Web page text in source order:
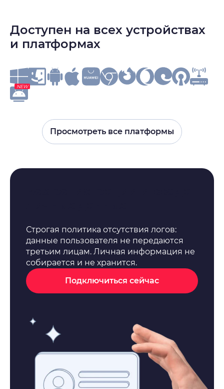
Доступен на всех устройствах
и платформах
NEW
Просмотреть все платформы
Строгая политика отсутствия логов:
данные пользователя не передаются
третьим лицам. Личная информация не
собирается и не хранится.
Подключиться сейчас